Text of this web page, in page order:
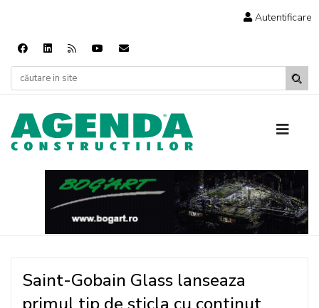
Autentificare
Saint-Gobain Glass lanseaza